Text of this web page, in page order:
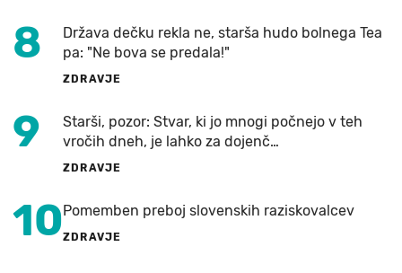
8
Država dečku rekla ne, starša hudo bolnega Tea
pa: "Ne bova se predala!"
ZDRAVJE
9
Starši, pozor: Stvar, ki jo mnogi počnejo v teh
vročih dneh, je lahko za dojenč…
ZDRAVJE
10Pomemben preboj slovenskih raziskovalcev
ZDRAVJE